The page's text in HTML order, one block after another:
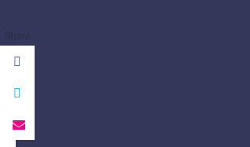
Share